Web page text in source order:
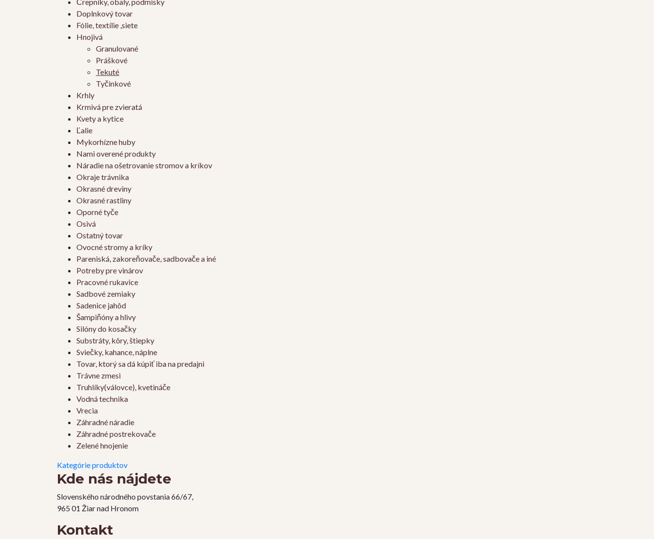
Doplnkový tovar
Fólie, textílie ,siete
Hnojivá
Granulované
Práškové
Tekuté
Tyčinkové
Krhly
Krmivá pre zvieratá
Kvety a kytice
Ľalie
Mykorhízne huby
Nami overené produkty
Náradie na ošetrovanie stromov a kríkov
Okraje trávnika
Okrasné dreviny
Okrasné rastliny
Oporné tyče
Osivá
Ostatný tovar
Ovocné stromy a kríky
Pareniská, zakoreňovače, sadbovače a iné
Potreby pre vinárov
Pracovné rukavice
Sadbové zemiaky
Sadenice jahôd
Šampiňóny a hlivy
Silóny do kosačky
Substráty, kôry, štiepky
Sviečky, kahance, náplne
Tovar, ktorý sa dá kúpiť iba na predajni
Trávne zmesi
Truhlíky(válovce), kvetináče
Vodná technika
Vrecia
Záhradné náradie
Záhradné postrekovače
Zelené hnojenie
Kategórie produktov
Kde nás nájdete
Slovenského národného povstania 66/67,
965 01 Žiar nad Hronom
Kontakt